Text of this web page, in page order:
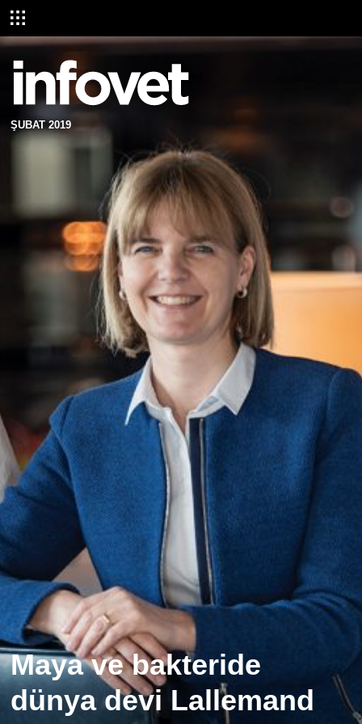
ŞUBAT 2019
Maya ve bakteride
dünya devi Lallemand